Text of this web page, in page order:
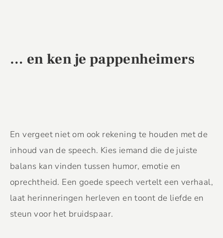
… en ken je pappenheimers
En vergeet niet om ook rekening te houden met de
inhoud van de speech. Kies iemand die de juiste
balans kan vinden tussen humor, emotie en
oprechtheid. Een goede speech vertelt een verhaal,
laat herinneringen herleven en toont de liefde en
steun voor het bruidspaar.